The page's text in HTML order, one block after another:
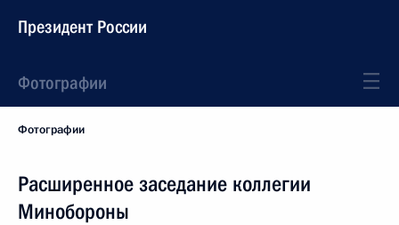
Президент России
Фотографии
Фотографии
Расширенное заседание коллегии
Минобороны